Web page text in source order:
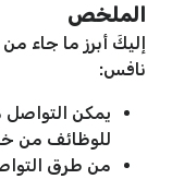
الملخص
إليكَ أبرز ما جاء
نافس:
يمكن
للوظائف من
من طرق